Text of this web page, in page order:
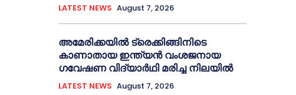
LATEST NEWS August 7, 2026
അമേരിക്കയില്‍ ട്രെക്കിങ്ങിനിടെ
കാണാതായ ഇന്ത്യൻ വംശജനായ
ഗവേഷണ വിദ്യാര്‍ഥി മരിച്ച നിലയില്‍
LATEST NEWS August 7, 2026